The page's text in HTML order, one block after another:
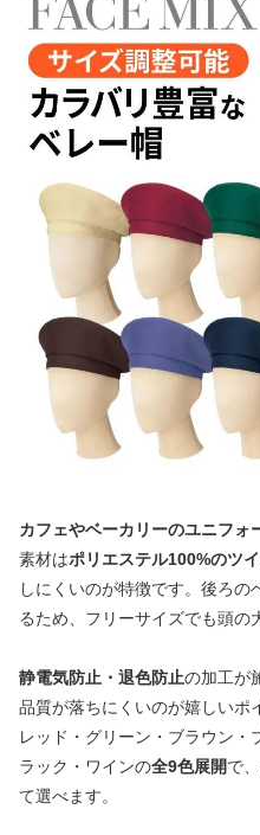
カフェやベーカリーのユニフォ
素材はポリエステル100%のツ
しにくいのが特徴です。後ろの
るため、フリーサイズでも頭の
静電気防止・退色防止の加工が
品質が落ちにくいのが嬉しいポ
レッド・グリーン・ブラウン
ラック・ワインの全9色展開で
て選べます。